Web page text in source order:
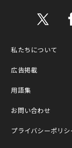
私たちについて
広告掲載
用語集
お問い合わせ
プライバシーポリシ